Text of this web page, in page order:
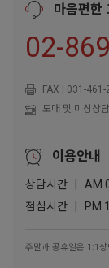
마음편한
02-
FAX | 031-461-
도매 및 미싱상
이용안내
상담시간 | AM
점심시간 | PM
주말과 공휴일은 1:1